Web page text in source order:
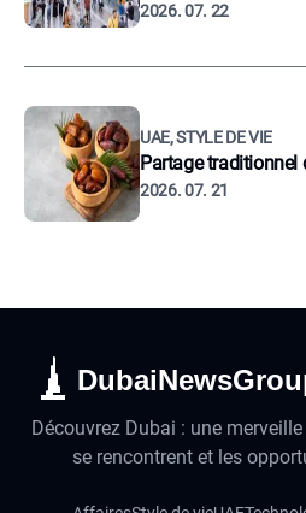
2026. 07. 22
UAE, STYLE DE VIE
Partage traditionnel
2026. 07. 21
Découvrez Dubai : une
se rencontrent et les